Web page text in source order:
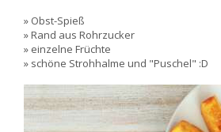
» Obst-Spieß
» Rand aus Rohrzucker
» einzelne Früchte
» schöne Strohhalme und "Puschel" :D